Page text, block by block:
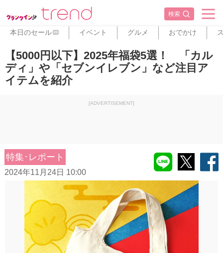
検索
本日のセール PR イベント グルメ おでかけ
【5000円以下】2025年福袋5選！ 「カル
ディ」や「セブンイレブン」など注目ア
イテムを紹介
[ADVERTISEMENT]
特集･レポート
2024年11月24日 10:00